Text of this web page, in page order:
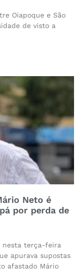
Oiapoque e São
de visto a
Neto é
por perda de
nesta terça-feira
apurava supostas
afastado Mário